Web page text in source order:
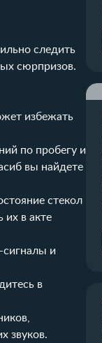
следить
сюрпризов.
избежать
по пробегу и
вы найдете
стекол
их в акте
сигналы и
в
звуков.